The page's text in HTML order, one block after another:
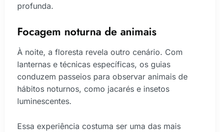
profunda.
Focagem noturna de animais
À noite, a floresta revela outro cenário. Com
lanternas e técnicas específicas, os guias
conduzem passeios para observar animais de
hábitos noturnos, como jacarés e insetos
luminescentes.
Essa experiência costuma ser uma das mais